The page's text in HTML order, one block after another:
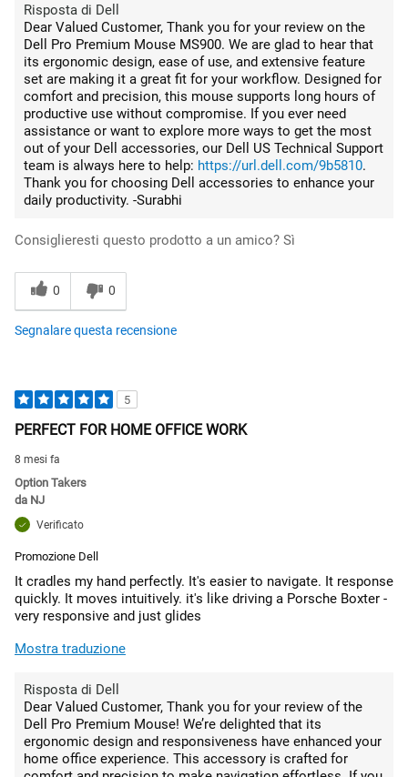
Risposta di Dell
Dear Valued Customer, Thank you for your review on the
Dell Pro Premium Mouse MS900. We are glad to hear that
its ergonomic design, ease of use, and extensive feature
set are making it a great fit for your workflow. Designed for
comfort and precision, this mouse supports long hours of
productive use without compromise. If you ever need
assistance or want to explore more ways to get the most
out of your Dell accessories, our Dell US Technical Support
team is always here to help: https://url.dell.com/9b5810.
Thank you for choosing Dell accessories to enhance your
daily productivity. -Surabhi
Consiglieresti questo prodotto a un amico? Sì
0 0
Segnalare questa recensione
5
PERFECT FOR HOME OFFICE WORK
8 mesi fa
Option Takers
da NJ
Verificato
Promozione Dell
It cradles my hand perfectly. It's easier to navigate. It response
quickly. It moves intuitively. it's like driving a Porsche Boxter -
very responsive and just glides
Mostra traduzione
Risposta di Dell
Dear Valued Customer, Thank you for your review of the
Dell Pro Premium Mouse! We’re delighted that its
ergonomic design and responsiveness have enhanced your
home office experience. This accessory is crafted for